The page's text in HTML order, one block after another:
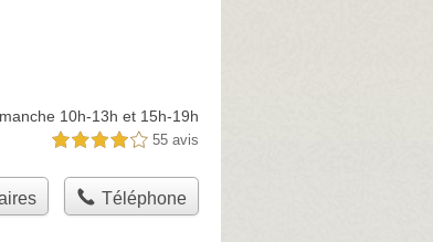
10h-13h et 15h-19h
4,0 étoiles sur 5 55 avis
Téléphone